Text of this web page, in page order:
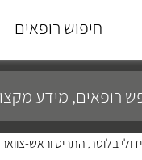
חיפוש רופאים
סוף
התפריט
בלוטת התריס וראש-צוואר